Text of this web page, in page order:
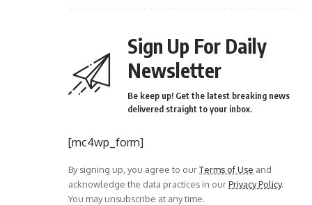
Sign Up For Daily
Newsletter
Be keep up! Get the latest breaking news
delivered straight to your inbox.
[mc4wp_form]
By signing up, you agree to ourTerms of Use and
acknowledge the data practices in ourPrivacy Policy.
You may unsubscribe at any time.